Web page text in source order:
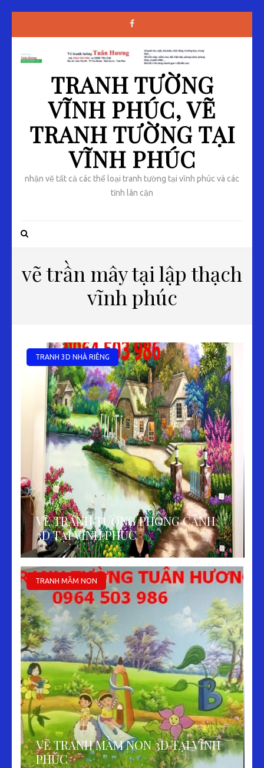
TRANH TƯỜNG
VĨNH PHÚC, VẼ
TRANH TƯỜNG TẠI
VĨNH PHÚC
nhận vẽ tất cả các thể loại tranh tường tại vĩnh phúc và các
tỉnh lân cận
vẽ trần mây tại lập thạch
vĩnh phúc
TRANH 3D NHÀ RIÊNG
VẼ TRANH TƯỜNG PHONG CẢNH
3D TẠI VĨNH PHÚC
TRANH MẦM NON
VẼ TRANH MẦM NON 3D TẠI VĨNH
PHÚC